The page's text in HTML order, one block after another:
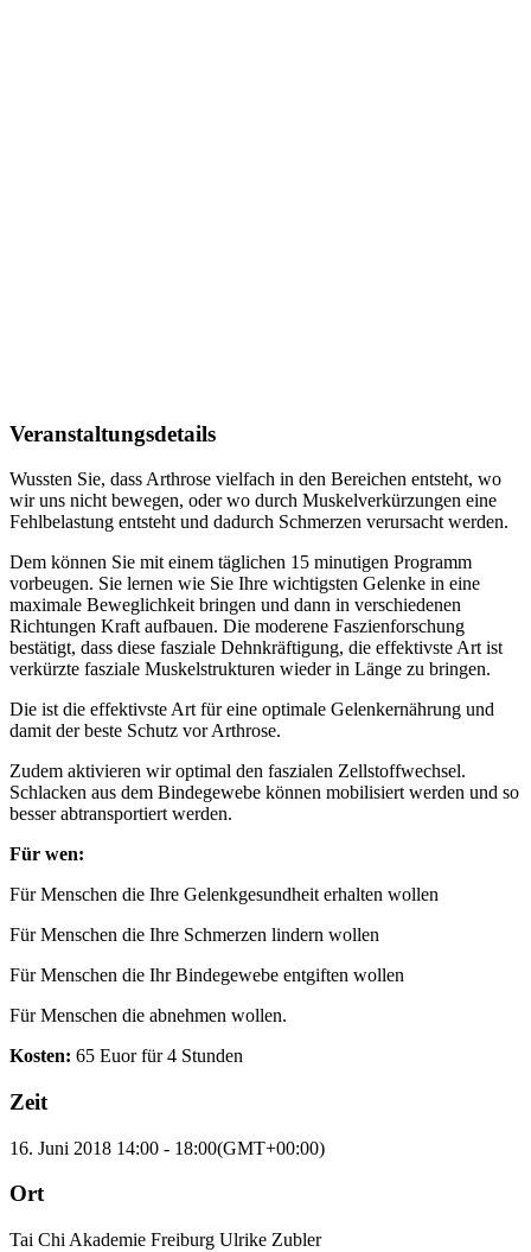
Veranstaltungsdetails
Wussten Sie, dass Arthrose vielfach in den Bereichen entsteht, wo
wir uns nicht bewegen, oder wo durch Muskelverkürzungen eine
Fehlbelastung entsteht und dadurch Schmerzen verursacht werden.
Dem können Sie mit einem täglichen 15 minutigen Programm
vorbeugen. Sie lernen wie Sie Ihre wichtigsten Gelenke in eine
maximale Beweglichkeit bringen und dann in verschiedenen
Richtungen Kraft aufbauen. Die moderene Faszienforschung
bestätigt, dass diese fasziale Dehnkräftigung, die effektivste Art ist
verkürzte fasziale Muskelstrukturen wieder in Länge zu bringen.
Die ist die effektivste Art für eine optimale Gelenkernährung und
damit der beste Schutz vor Arthrose.
Zudem aktivieren wir optimal den faszialen Zellstoffwechsel.
Schlacken aus dem Bindegewebe können mobilisiert werden und so
besser abtransportiert werden.
Für wen:
Für Menschen die Ihre Gelenkgesundheit erhalten wollen
Für Menschen die Ihre Schmerzen lindern wollen
Für Menschen die Ihr Bindegewebe entgiften wollen
Für Menschen die abnehmen wollen.
Kosten: 65 Euor für 4 Stunden
Zeit
16. Juni 2018 14:00 - 18:00(GMT+00:00)
Ort
Tai Chi Akademie Freiburg Ulrike Zubler